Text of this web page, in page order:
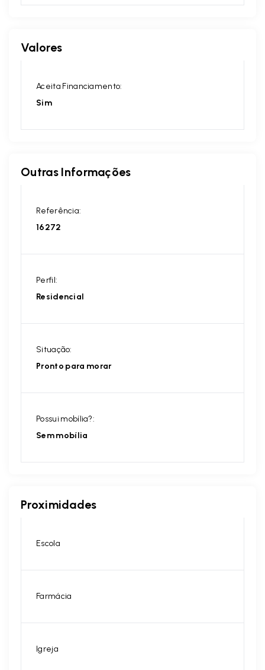
Valores
Aceita Financiamento:
Sim
Outras Informações
Referência:
16272
Perfil:
Residencial
Situação:
Pronto para morar
Possui mobília?:
Sem mobília
Proximidades
Escola
Farmácia
Igreja